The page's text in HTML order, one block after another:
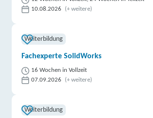
10.08.2026
(+ weitere)
Weiterbildung
Fachexperte SolidWorks
16 Wochen in Vollzeit
07.09.2026
(+ weitere)
Weiterbildung